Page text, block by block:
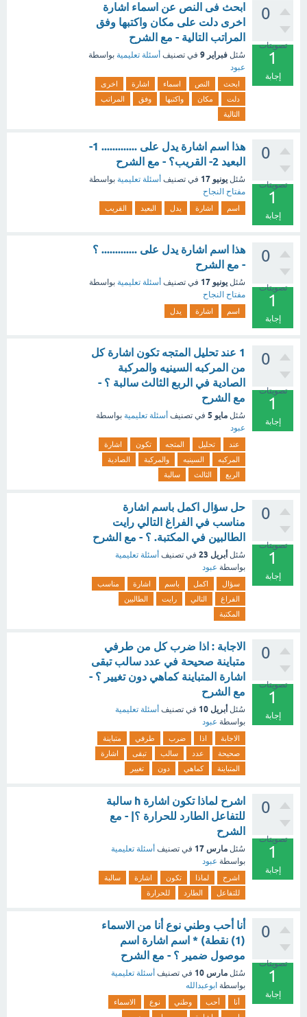
0
تصويتات
1
إجابة
ابحث فى النص عن اسماء اشارة
اخرى دلت على مكان واكتبها وفق
المراتب التالية - مع الشرح
سُئل فبراير 9 في تصنيف أسئلة تعليمية بواسطة
عبود
ابحث النص اسماء اشارة
اخرى
دلت
مكان واكتبها وفق
المراتب
التالية
0
تصويتات
1
إجابة
هذا اسم اشارة يدل على ............. 1-
البعيد 2- القريب؟ - مع الشرح
سُئل يونيو 17 في تصنيف أسئلة تعليمية بواسطة
مفتاح النجاح
اسم اشارة يدل البعيد القريب
0
تصويتات
1
إجابة
هذا اسم اشارة يدل على ............. ؟
- مع الشرح
سُئل يونيو 17 في تصنيف أسئلة تعليمية بواسطة
مفتاح النجاح
اسم اشارة يدل
0
تصويتات
1
إجابة
1 عند تحليل المتجه تكون اشارة كل
من المركبه السينيه والمركبة
الصادية في الربع الثالث سالبة ؟ -
مع الشرح
سُئل مايو 5 في تصنيف أسئلة تعليمية بواسطة
عبود
عند تحليل المتجه تكون
اشارة
المركبه
السينيه والمركبة
الصادية
الربع
الثالث سالبة
0
تصويتات
1
إجابة
حل سؤال اكمل باسم اشارة
مناسب في الفراغ التالي رايت
الطالبين في المكتبة. ؟ - مع الشرح
سُئل أبريل 23 في تصنيف أسئلة تعليمية
بواسطة عبود
سؤال اكمل باسم اشارة
مناسب
الفراغ
التالي رايت
الطالبين
المكتبة
0
تصويتات
1
إجابة
الاجابة : اذا ضرب كل من طرفي
متباينة صحيحة في عدد سالب تبقى
اشارة المتباينة كماهي دون تغيير ؟ -
مع الشرح
سُئل أبريل 10 في تصنيف أسئلة تعليمية
بواسطة عبود
الاجابة اذا ضرب طرفي
متباينة
صحيحة
عدد سالب تبقى
اشارة
المتباينة
كماهي دون تغيير
0
تصويتات
1
إجابة
اشرح لماذا تكون اشارة h سالبة
للتفاعل الطارد للحرارة ؟| - مع
الشرح
سُئل مارس 17 في تصنيف أسئلة تعليمية
بواسطة عبود
اشرح لماذا تكون اشارة
سالبة
للتفاعل
الطارد للحرارة
0
تصويتات
1
إجابة
أنا أحب وطني نوع أنا من الاسماء
(1) نقطة) * اسم اشارة اسم
موصول ضمير ؟ - مع الشرح
سُئل مارس 10 في تصنيف أسئلة تعليمية
بواسطة ابوعبدالله
أنا أحب وطني نوع
الاسماء